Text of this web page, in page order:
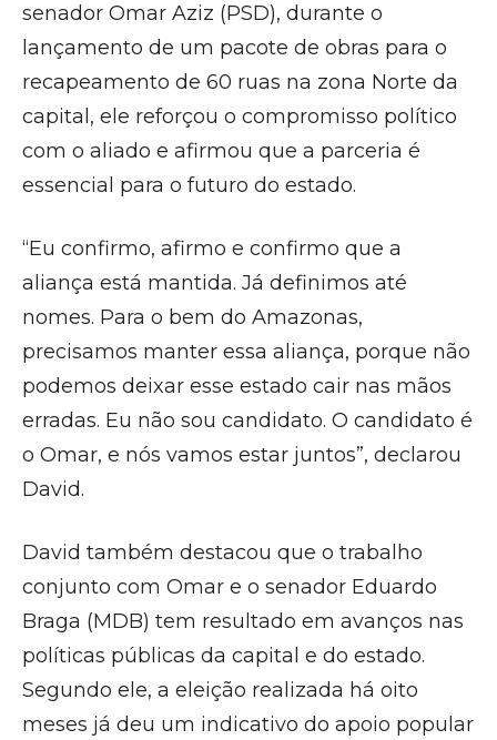
senador Omar Aziz (PSD), durante o
lançamento de um pacote de obras para o
recapeamento de 60 ruas na zona Norte da
capital, ele reforçou o compromisso político
com o aliado e afirmou que a parceria é
essencial para o futuro do estado.
“Eu confirmo, afirmo e confirmo que a
aliança está mantida. Já definimos até
nomes. Para o bem do Amazonas,
precisamos manter essa aliança, porque não
podemos deixar esse estado cair nas mãos
erradas. Eu não sou candidato. O candidato é
o Omar, e nós vamos estar juntos”, declarou
David.
David também destacou que o trabalho
conjunto com Omar e o senador Eduardo
Braga (MDB) tem resultado em avanços nas
políticas públicas da capital e do estado.
Segundo ele, a eleição realizada há oito
meses já deu um indicativo do apoio popular